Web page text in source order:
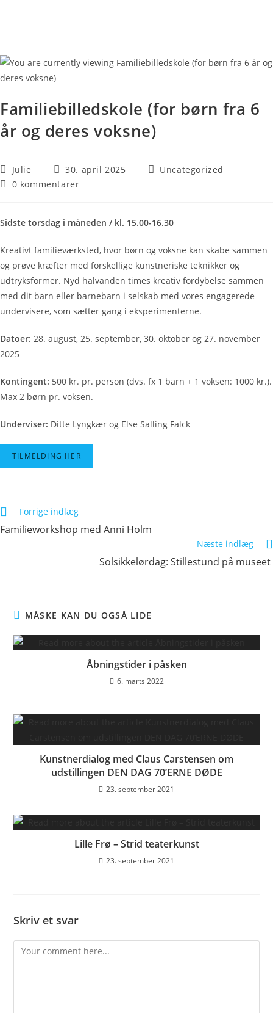
Familiebilledskole (for børn fra 6
år og deres voksne)
Julie 30. april 2025
Uncategorized
0 kommentarer
Sidste torsdag i måneden / kl. 15.00-16.30
Kreativt familieværksted, hvor børn og voksne kan skabe sammen
og prøve kræfter med forskellige kunstneriske teknikker og
udtryksformer. Nyd halvanden times kreativ fordybelse sammen
med dit barn eller barnebarn i selskab med vores engagerede
undervisere, som sætter gang i eksperimenterne.
Datoer: 28. august, 25. september, 30. oktober og 27. november
2025
Kontingent: 500 kr. pr. person (dvs. fx 1 barn + 1 voksen: 1000 kr.).
Max 2 børn pr. voksen.
Underviser: Ditte Lyngkær og Else Salling Falck
TILMELDING HER
Forrige indlæg
Familieworkshop med Anni Holm
Næste indlæg
Solsikkelørdag: Stillestund på museet
MÅSKE KAN DU OGSÅ LIDE
Åbningstider i påsken
6. marts 2022
Kunstnerdialog med Claus Carstensen om
udstillingen DEN DAG 70’ERNE DØDE
23. september 2021
Lille Frø – Strid teaterkunst
23. september 2021
Skriv et svar